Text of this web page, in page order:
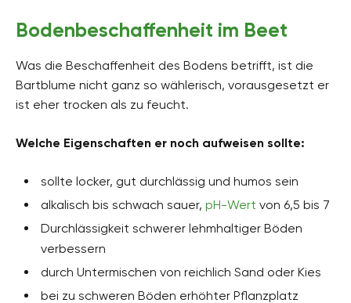
Bodenbeschaffenheit im Beet
Was die Beschaffenheit des Bodens betrifft, ist die
Bartblume nicht ganz so wählerisch, vorausgesetzt er
ist eher trocken als zu feucht.
Welche Eigenschaften er noch aufweisen sollte:
sollte locker, gut durchlässig und humos sein
alkalisch bis schwach sauer, pH-Wert von 6,5 bis 7
Durchlässigkeit schwerer lehmhaltiger Böden
verbessern
durch Untermischen von reichlich Sand oder Kies
bei zu schweren Böden erhöhter Pflanzplatz